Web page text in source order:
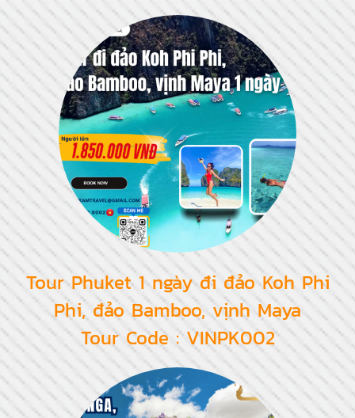
Tour Phuket 1 ngày đi đảo Koh Phi
Phi, đảo Bamboo, vịnh Maya
Tour Code : VINPK002